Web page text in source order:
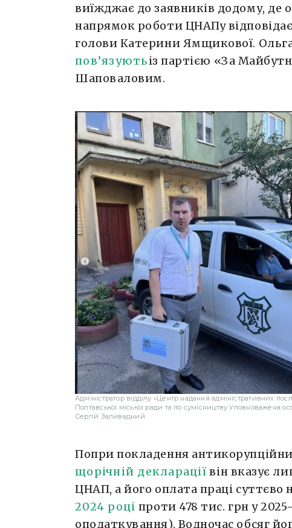
виїжджає до заявників додому,
напрямок роботи ЦНАПу
голови Катерини Ямщикової.
пов’язуютьіз партією «За
Шаповаловим.
Адміністратор відділу «Центр надання адміністративних
Полтавської міської ради та по сумісництву Уповноважена
Сергій Заливадний
Попри покладення
щорічній декларації він вказує
ЦНАП, а його оплата праці суттєво
2024 році проти 478 тис. грн у
оподаткування). Водночас обсяг